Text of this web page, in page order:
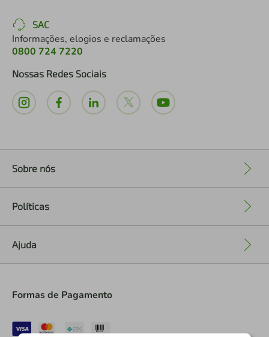
SAC
Informações, elogios e reclamações
0800 724 7220
Nossas Redes Sociais
Sobre nós
Políticas
Ajuda
Formas de Pagamento